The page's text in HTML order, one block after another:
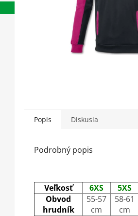
Popis Diskusia
Podrobný popis
Veľkosť
6XS 5XS
Obvod
hrudník
55-57
cm
58-61
cm